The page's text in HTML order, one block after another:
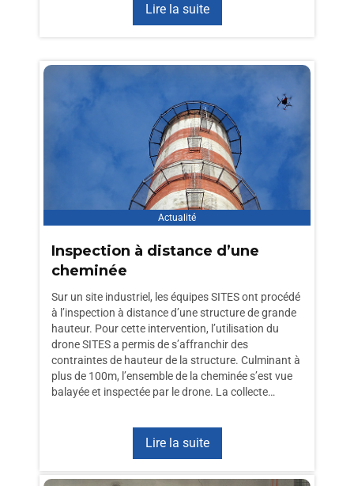
Lire la suite
Actualité
Inspection à distance d’une
cheminée
Sur un site industriel, les équipes SITES ont procédé
à l’inspection à distance d’une structure de grande
hauteur. Pour cette intervention, l’utilisation du
drone SITES a permis de s’affranchir des
contraintes de hauteur de la structure. Culminant à
plus de 100m, l’ensemble de la cheminée s’est vue
balayée et inspectée par le drone. La collecte…
Lire la suite